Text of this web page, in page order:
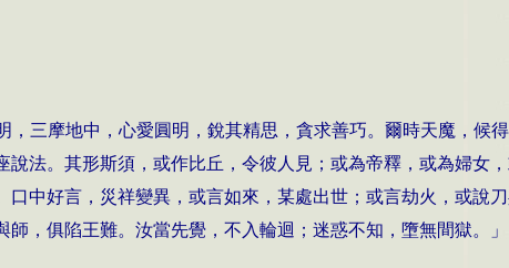
，三摩地中，心愛圓明，銳其精思，貪求善巧。爾時天魔，候
法。其形斯須，或作比丘，令彼人見；或為帝釋，或為婦女
中好言，災祥變異，或言如來，某處出世；或言劫火，或說
，俱陷王難。汝當先覺，不入輪迴；迷惑不知，墮無間獄。」